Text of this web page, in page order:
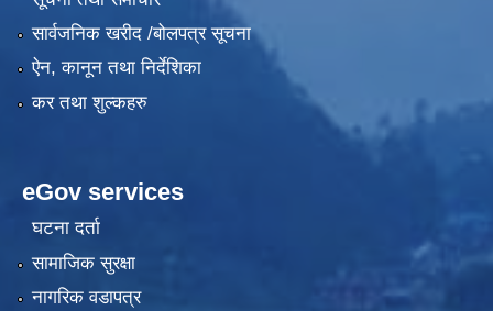
सार्वजनिक खरीद /बोलपत्र सूचना
ऐन, कानून तथा निर्देशिका
कर तथा शुल्कहरु
eGov services
घटना दर्ता
सामाजिक सुरक्षा
नागरिक वडापत्र